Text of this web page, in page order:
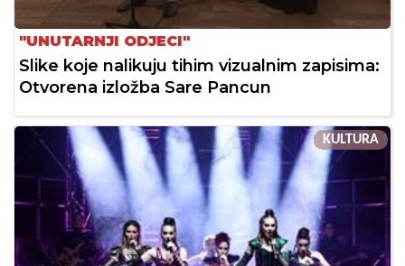
"UNUTARNJI ODJECI"
Slike koje nalikuju tihim vizualnim zapisima:
Otvorena izložba Sare Pancun
KULTURA